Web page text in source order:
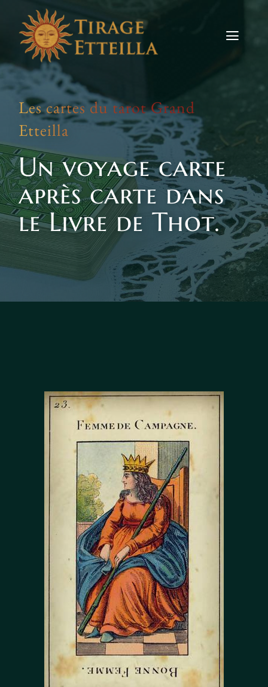
content
Toggle
Tirages
Etteilla
Signes
Actus
Contact
TIRER LES CARTES
Facebook
Les cartes du tarot Grand
Etteilla
Un voyage carte
après carte dans
le Livre de Thot.